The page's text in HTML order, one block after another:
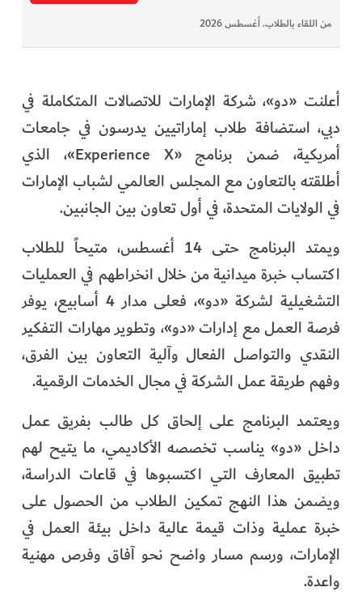
من اللقاء بالطلاب. أغسطس 2026
أعلنت «دو»، شركة الإمارات للاتصالات المتكاملة في
دبي، استضافة طلاب إماراتيين يدرسون في جامعات
أمريكية، ضمن برنامج «Experience X»، الذي
أطلقته بالتعاون مع المجلس العالمي لشباب الإمارات
في الولايات المتحدة، في أول تعاون بين الجانبين.
ويمتد البرنامج حتى 14 أغسطس، متيحاً للطلاب
اكتساب خبرة ميدانية من خلال انخراطهم في العمليات
التشغيلية لشركة «دو»، فعلى مدار 4 أسابيع، يوفر
فرصة العمل مع إدارات «دو»، وتطوير مهارات التفكير
النقدي والتواصل الفعال وآلية التعاون بين الفرق،
وفهم طريقة عمل الشركة في مجال الخدمات الرقمية.
ويعتمد البرنامج على إلحاق كل طالب بفريق عمل
داخل «دو» يناسب تخصصه الأكاديمي، ما يتيح لهم
تطبيق المعارف التي اكتسبوها في قاعات الدراسة،
ويضمن هذا النهج تمكين الطلاب من الحصول على
خبرة عملية وذات قيمة عالية داخل بيئة العمل في
الإمارات، ورسم مسار واضح نحو آفاق وفرص مهنية
واعدة.